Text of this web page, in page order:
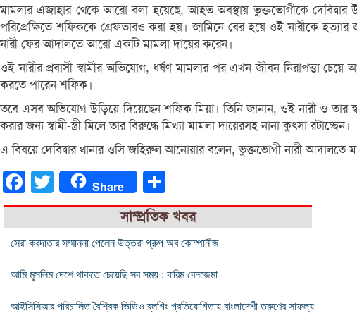
মামলার এজাহার থেকে আরো বলা হয়েছে, আহত অবস্থায় ভুক্তভোগীকে দেবিদ্বার
পরিপ্রেক্ষিতে শফিককে গ্রেফতারও করা হয়। জামিনে বের হয়ে ওই নারীকে
নারী ফের আদালতে আরো একটি মামলা দায়ের করেন।
ওই নারীর প্রবাসী স্বামীর অভিযোগ, ধর্ষণ মামলার পর এখন জীবন নিরাপত্তা
করতে পারেন শফিক।
তবে এসব অভিযোগ উড়িয়ে দিয়েছেন শফিক মিয়া। তিনি জানান, ওই নারী ও তার
করার জন্য স্বামী-স্ত্রী মিলে তার বিরুদ্ধে মিথ্যা মামলা দায়েরসহ নানা কুৎসা রটাচ্ছেন।
এ বিষয়ে দেবিদ্বার থানার ওসি জহিরুল আনোয়ার বলেন, ভুক্তভোগী নারী আদালতে
FacebookTwitter Share
সাম্প্রতিক খবর
সেরা করদাতার সম্মাননা পেলেন উত্তরা গ্রুপ অব কোম্পানীজ
আমি মুসলিম দেশে থাকতে চেয়েছি সব সময় : করিম বেনজেমা
আইসিসিআর পরিচালিত বৈশ্বিক ভিডিও ব্লগিং প্রতিযোগিতায় বাংলাদেশী তরুণের সাফল্য